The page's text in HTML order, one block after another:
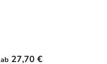
ab 27,70 €